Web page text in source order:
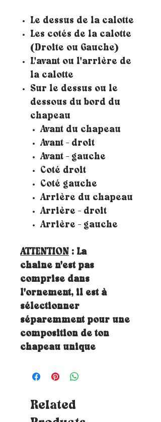
Le dessus de la calotte
Les cotés de la calotte
(Droite ou Gauche)
L'avant ou l'arrière de
la calotte
Sur le dessus ou le
dessous du bord du
chapeau
Avant du chapeau
Avant - droit
Avant - gauche
Coté droit
Coté gauche
Arrière du chapeau
Arrière - droit
Arrière - gauche
ATTENTION : La
chaine n'est pas
comprise dans
l'ornement, il est à
sélectionner
séparemment pour une
composition de ton
chapeau unique
Related